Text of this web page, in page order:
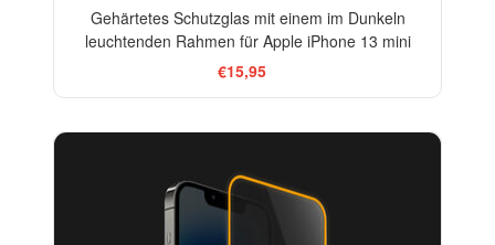
Gehärtetes Schutzglas mit einem im Dunkeln
leuchtenden Rahmen für Apple iPhone 13 mini
€15,95